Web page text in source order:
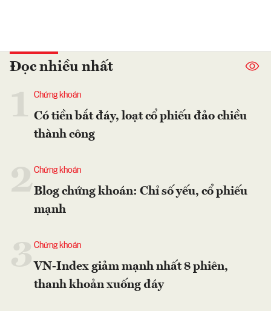
Đọc nhiều nhất
Chứng khoán
Có tiền bắt đáy, loạt cổ phiếu đảo chiều
thành công
2Chứng khoán
Blog chứng khoán: Chỉ số yếu, cổ phiếu
mạnh
Chứng khoán
VN-Index giảm mạnh nhất 8 phiên,
thanh khoản xuống đáy